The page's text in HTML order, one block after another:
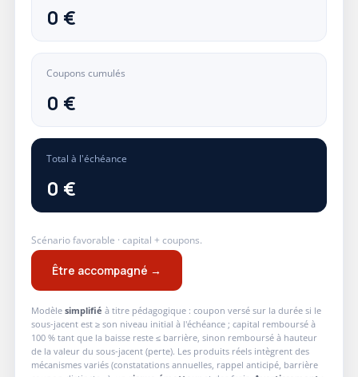
0 €
Coupons cumulés
0 €
Total à l'échéance
0 €
Scénario favorable · capital + coupons.
Être accompagné →
Modèle simplifié à titre pédagogique : coupon versé sur la durée si le
sous-jacent est ≥ son niveau initial à l'échéance ; capital remboursé à
100 % tant que la baisse reste ≤ barrière, sinon remboursé à hauteur
de la valeur du sous-jacent (perte). Les produits réels intègrent des
mécanismes variés (constatations annuelles, rappel anticipé, barrière